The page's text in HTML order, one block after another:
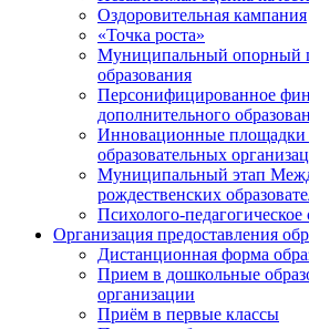
Оздоровительная кампания
«Точка роста»
Муниципальный опорный
образования
Персонифицированное
дополнительного
Инновационные площадки
образовательных
Муниципальный этап
рождественских
Психолого-
Организация предоставления
Дистанционная форма
Прием в дошкольные
организации
Приём в первые классы